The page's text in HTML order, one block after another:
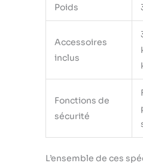
Poids
Accessoires
inclus
Fonctions de
sécurité
L’ensemble de ces